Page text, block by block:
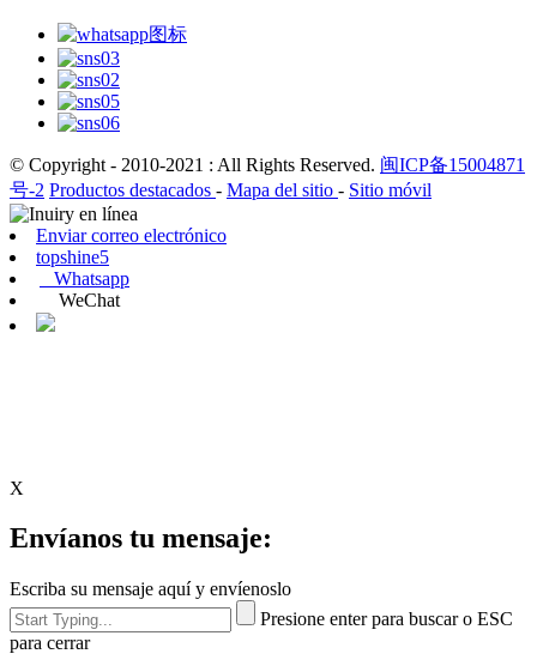
© Copyright - 2010-2021 : All Rights Reserved. 闽ICP备15004871
号-2 Productos destacados - Mapa del sitio - Sitio móvil
Enviar correo electrónico
topshine5
Whatsapp
WeChat
X
Envíanos tu mensaje:
Escriba su mensaje aquí y envíenoslo
Presione enter para buscar o ESC
para cerrar